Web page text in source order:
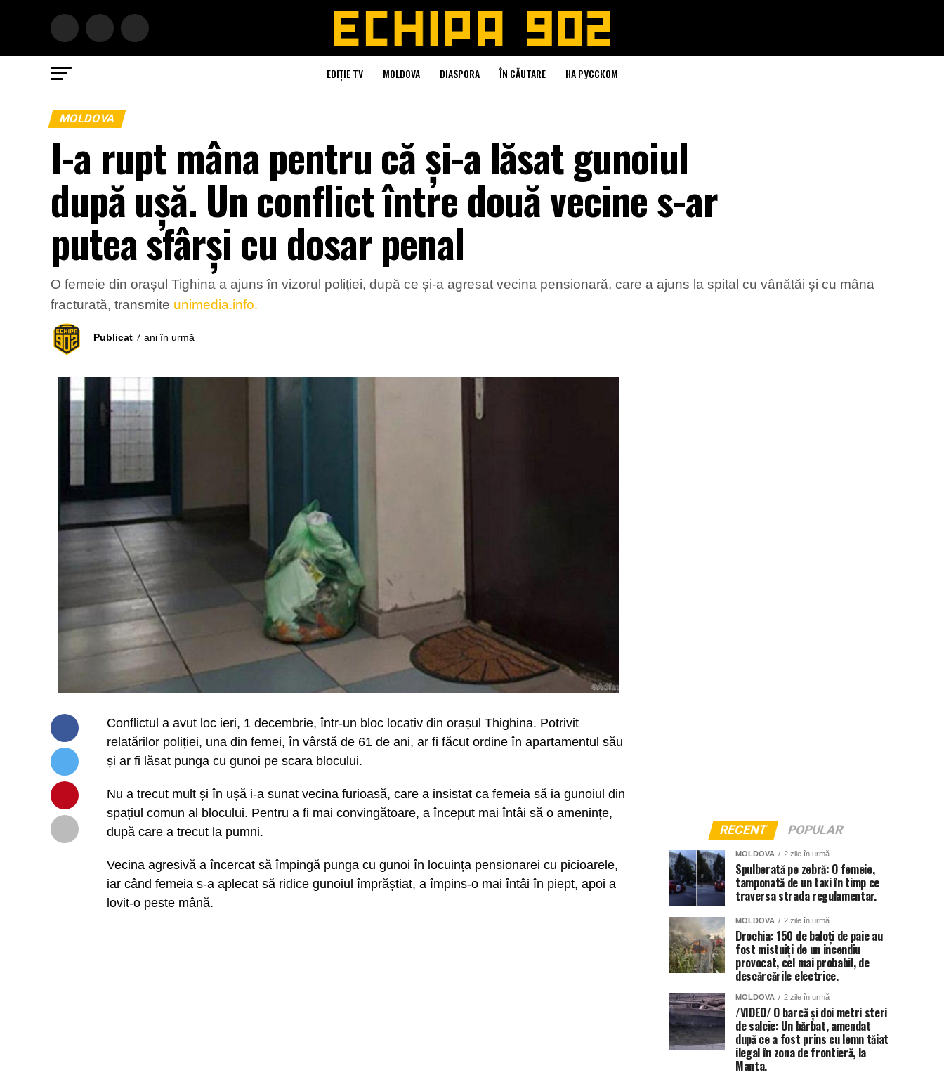
EDIȚIE TV MOLDOVA DIASPORA ÎN CĂUTARE НА РУССКОМ
MOLDOVA
I-a rupt mâna pentru că și-a lăsat gunoiul
după ușă. Un conflict între două vecine s-ar
putea sfârși cu dosar penal
O femeie din orașul Tighina a ajuns în vizorul poliției, după ce și-a agresat vecina pensionară, care a ajuns la spital cu vânătăi și cu mâna
fracturată, transmite unimedia.info.
Publicat 7 ani în urmă
Conflictul a avut loc ieri, 1 decembrie, într-un bloc locativ din orașul Thighina. Potrivit
relatărilor poliției, una din femei, în vârstă de 61 de ani, ar fi făcut ordine în apartamentul său
și ar fi lăsat punga cu gunoi pe scara blocului.
Nu a trecut mult și în ușă i-a sunat vecina furioasă, care a insistat ca femeia să ia gunoiul din
spațiul comun al blocului. Pentru a fi mai convingătoare, a început mai întâi să o amenințe,
după care a trecut la pumni.
Vecina agresivă a încercat să împingă punga cu gunoi în locuința pensionarei cu picioarele,
iar când femeia s-a aplecat să ridice gunoiul împrăștiat, a împins-o mai întâi în piept, apoi a
lovit-o peste mână.
RECENT POPULAR
MOLDOVA 2 zile în urmă
Spulberată pe zebră: O femeie,
tamponată de un taxi în timp ce
traversa strada regulamentar.
MOLDOVA 2 zile în urmă
Drochia: 150 de baloți de paie au
fost mistuiți de un incendiu
provocat, cel mai probabil, de
descărcările electrice.
MOLDOVA 2 zile în urmă
/VIDEO/ O barcă și doi metri steri
de salcie: Un bărbat, amendat
după ce a fost prins cu lemn tăiat
ilegal în zona de frontieră, la
Manta.